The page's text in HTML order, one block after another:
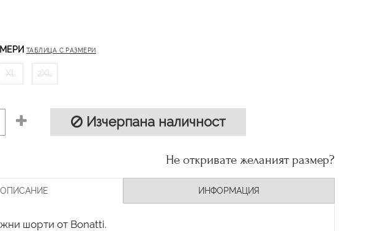
ТАБЛИЦА С РАЗМЕРИ
XL 2XL
Изчерпана наличност
Не откривате желаният размер?
ОПИСАНИЕ ИНФОРМАЦИЯ
шорти от Bonatti.